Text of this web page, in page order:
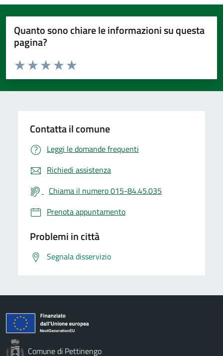
Quanto sono chiare le informazioni su questa
pagina?
Valuta da 1 a 5 stelle la pagina
Valuta 5 stelle su 5
Valuta 4 stelle su 5
Valuta 3 stelle su 5
Valuta 2 stelle su 5
Valuta 1 stelle su 5
Contatta il comune
Leggi le domande frequenti
Richiedi assistenza
Chiama il numero 015-84.45.035
Prenota appuntamento
Problemi in città
Segnala disservizio
Comune di Pettinengo